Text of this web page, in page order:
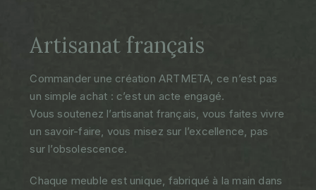
Artisanat français
Commander une création ARTMETA, ce n’est pas
un simple achat : c’est un acte engagé.
Vous soutenez l’artisanat français, vous faites vivre
un savoir-faire, vous misez sur l’excellence, pas
sur l’obsolescence.
Chaque meuble est unique, fabriqué à la main dans